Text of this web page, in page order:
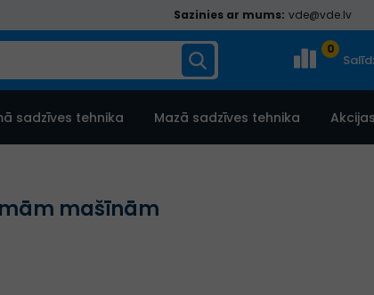
Sazinies ar mums: vde@vde.lv
0
sadzīves tehnika Mazā sadzīves tehnika
mašīnām